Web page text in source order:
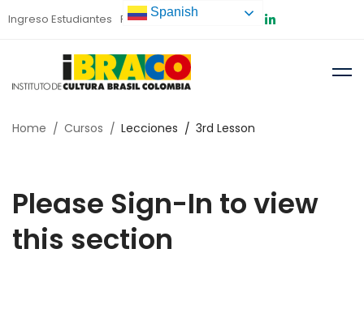
Ingreso Estudiantes Preinscripción
Home Cursos Lecciones 3rd Lesson
Please Sign-In to view
this section
Spanish